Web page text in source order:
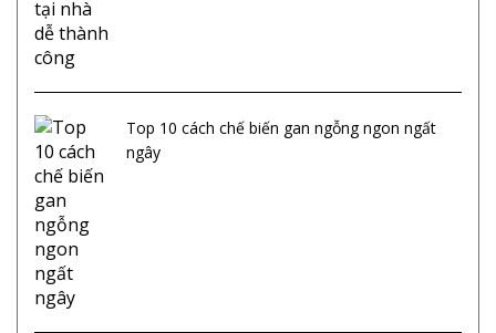
Top 10 cách chế biến gan ngỗng ngon ngất
ngây